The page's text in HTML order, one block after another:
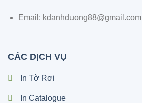
Email: kdanhduong88@gmail.com
CÁC DỊCH VỤ
In Tờ Rơi
In Catalogue